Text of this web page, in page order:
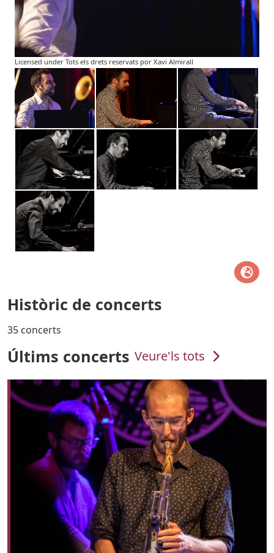
Licensed under Tots els drets reservats por Xavi Almirall
Històric de concerts
35 concerts
Últims concerts Veure'ls tots